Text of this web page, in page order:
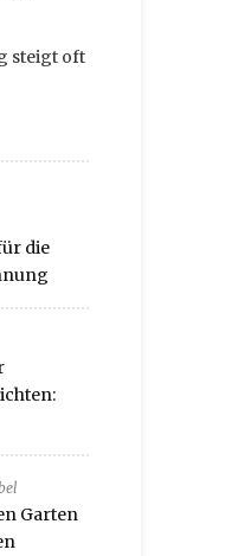
steigt oft
die
Garten